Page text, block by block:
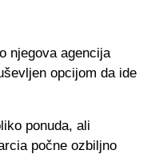
njegova agencija
opcijom da ide
ponuda, ali
počne ozbiljno